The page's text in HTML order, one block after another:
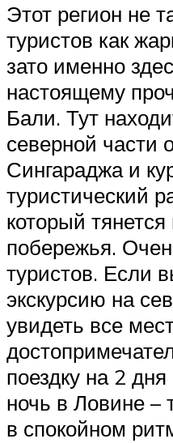
Этот регион не
туристов как
зато именно
настоящему
Бали. Тут
северной части
Сингараджа и
туристический
который тянется
побережья.
туристов. Если
экскурсию на
увидеть все
поездку на 2
ночь в Ловине –
в спокойном